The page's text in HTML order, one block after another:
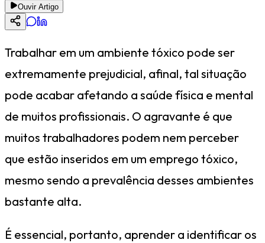
Ouvir Artigo
Trabalhar em um ambiente tóxico pode ser
extremamente prejudicial, afinal, tal situação
pode acabar afetando a saúde física e mental
de muitos profissionais. O agravante é que
muitos trabalhadores podem nem perceber
que estão inseridos em um emprego tóxico,
mesmo sendo a prevalência desses ambientes
bastante alta.
É essencial, portanto, aprender a identificar os